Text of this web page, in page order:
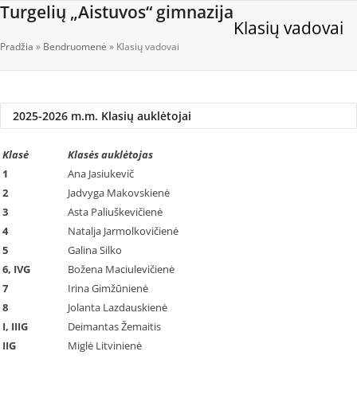
Skip
content
Turgelių „Aistuvos“ gimnazija
Open
mobile
Close
mobile
Klasių vadovai
Pradžia » Bendruomenė » Klasių vadovai
2025-2026 m.m. Klasių auklėtojai
Klasė
Klasės auklėtojas
1
Ana Jasiukevič
2
Jadvyga Makovskienė
3
Asta Paliuškevičienė
4
Natalja Jarmolkovičienė
5
Galina Silko
6, IVG
Božena Maciulevičienė
7
Irina Gimžūnienė
8
Jolanta Lazdauskienė
I, IIIG
Deimantas Žemaitis
IIG
Miglė Litvinienė